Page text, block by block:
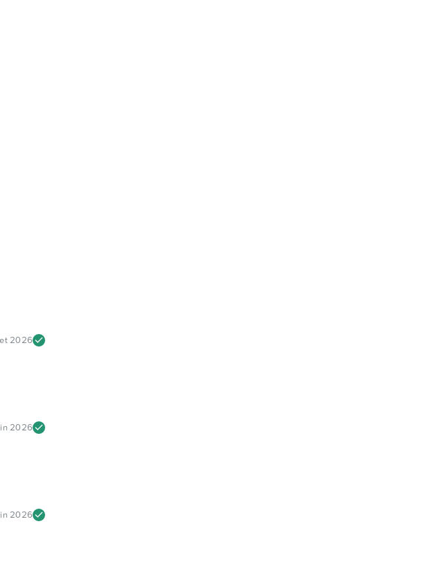
2026
2026
2026